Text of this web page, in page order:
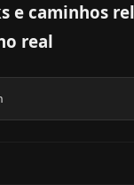
e caminhos
real